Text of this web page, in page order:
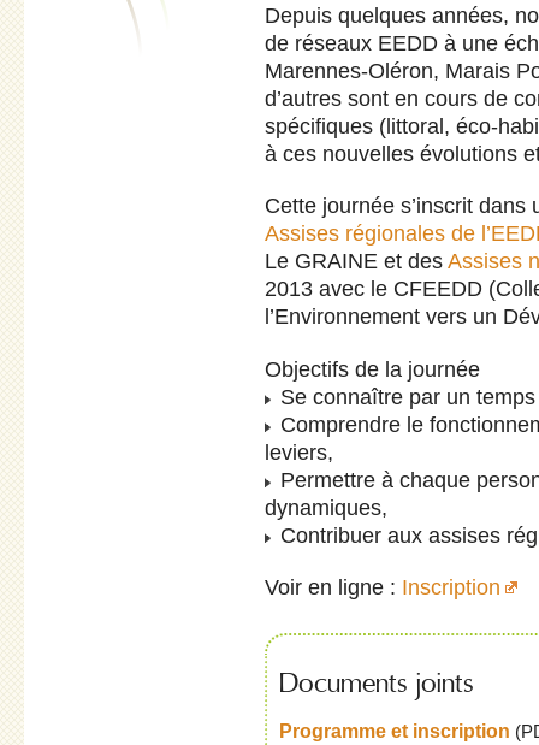
Depuis quelques années,
de réseaux EEDD à une
Marennes-Oléron, Marais
d’autres sont en cours de
spécifiques (littoral, éco-
à ces nouvelles évolutions
Cette journée s’inscrit
Assises régionales de
Le GRAINE et desAssises
2013 avec le CFEEDD
l’Environnement vers un
Objectifs de la journée
Se connaître par un
Comprendre le
leviers,
Permettre à chaque
dynamiques,
Contribuer aux assises
Voir en ligne : Inscription
Documents joints
Programme et inscription (